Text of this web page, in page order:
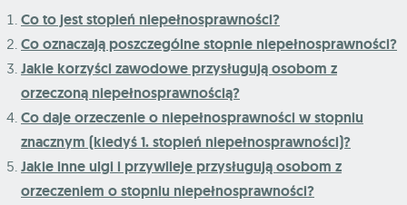
Co to jest stopień niepełnosprawności?
Co oznaczają poszczególne stopnie niepełnosprawności?
Jakie korzyści zawodowe przysługują osobom z
orzeczoną niepełnosprawnością?
Co daje orzeczenie o niepełnosprawności w stopniu
znacznym (kiedyś 1. stopień niepełnosprawności)?
Jakie inne ulgi i przywileje przysługują osobom z
orzeczeniem o stopniu niepełnosprawności?